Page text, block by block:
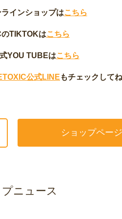
インショップはこちら
TIKTOKはこちら
YOU TUBEはこちら
公式LINE もチェックして
ショップペー
ニュース